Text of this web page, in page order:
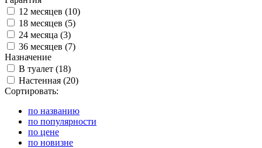
12 месяцев (10)
18 месяцев (5)
24 месяца (3)
36 месяцев (7)
Назначение
В туалет (18)
Настенная (20)
Сортировать:
по названию
по популярности
по цене
по новизне